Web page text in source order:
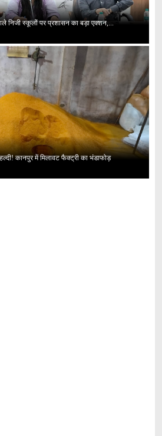
निजी स्कूलों पर प्रशासन का बड़ा एक्शन,...
कानपुर में मिलावट फैक्ट्री का भंडाफोड़